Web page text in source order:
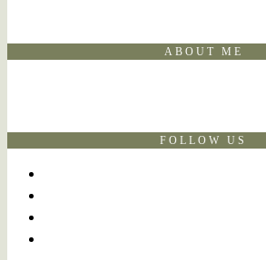
ABOUT ME
FOLLOW US